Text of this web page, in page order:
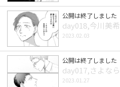
公開は終了しました
day018,今川美
2023.02.03
公開は終了しました
day017,さよな
2023.01.27